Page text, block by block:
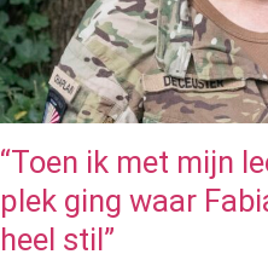
“Toen ik met mijn
plek ging waar
heel stil”